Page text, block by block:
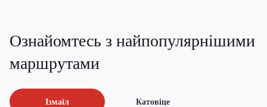
Ознайомтесь з найпопулярнішими
маршрутами
Ізмаїл Катовіце